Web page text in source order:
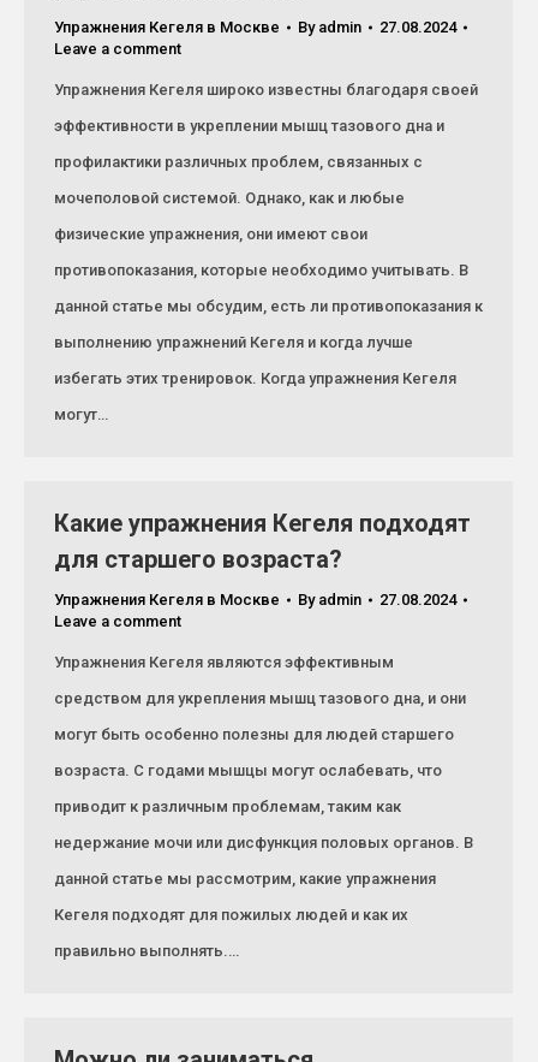
Упражнения Кегеля в Москве By admin
27.08.2024
Leave a comment
Упражнения Кегеля широко известны благодаря своей
эффективности в укреплении мышц тазового дна и
профилактики различных проблем, связанных с
мочеполовой системой. Однако, как и любые
физические упражнения, они имеют свои
противопоказания, которые необходимо учитывать. В
данной статье мы обсудим, есть ли противопоказания к
выполнению упражнений Кегеля и когда лучше
избегать этих тренировок. Когда упражнения Кегеля
могут…
Какие упражнения Кегеля подходят
для старшего возраста?
Упражнения Кегеля в Москве By admin
27.08.2024
Leave a comment
Упражнения Кегеля являются эффективным
средством для укрепления мышц тазового дна, и они
могут быть особенно полезны для людей старшего
возраста. С годами мышцы могут ослабевать, что
приводит к различным проблемам, таким как
недержание мочи или дисфункция половых органов. В
данной статье мы рассмотрим, какие упражнения
Кегеля подходят для пожилых людей и как их
правильно выполнять.…